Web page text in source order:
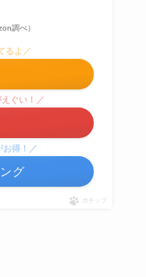
調べ）
るよ／
ぐい！／
お得！／
グ
ポチップ